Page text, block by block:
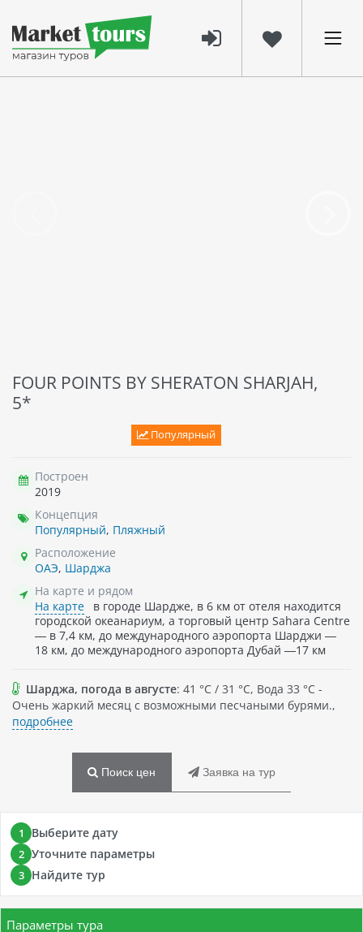
FOUR POINTS BY SHERATON SHARJAH,
5*
Популярный
Построен
2019
Концепция
Популярный, Пляжный
Расположение
ОАЭ, Шарджа
На карте и рядом
На карте
в городе Шардже, в 6 км от отеля находится
городской океанариум, а торговый центр Sahara Centre
— в 7,4 км, до международного аэропорта Шарджи —
18 км, до международного аэропорта Дубай —17 км
Шарджа, погода в августе: 41 °C / 31 °C, Вода 33 °C -
Очень жаркий месяц с возможными песчаными бурями.,
подробнее
Поиск цен Заявка на тур
1 Выберите дату
2 Уточните параметры
3 Найдите тур
Параметры тура